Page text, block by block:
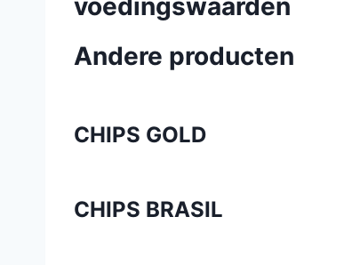
voedingswaarden
Andere producten
CHIPS GOLD
CHIPS BRASIL